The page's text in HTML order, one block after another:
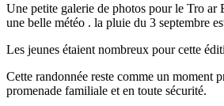
Une petite galerie de photos pour le Tro ar
une belle météo . la pluie du 3 septembre
Les jeunes étaient nombreux pour cette
Cette randonnée reste comme un moment
promenade familiale et en toute sécurité.